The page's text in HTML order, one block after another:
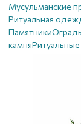
Мусульманские
Ритуальная
Памятники
камня